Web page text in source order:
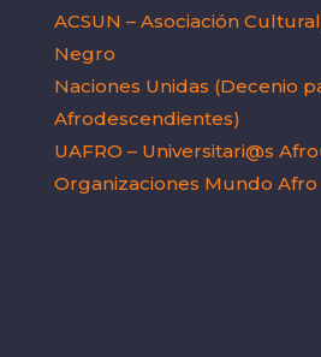
ACSUN – Asociación
Negro
Naciones Unidas (Decenio
Afrodescendientes)
UAFRO – Universitari@s
Organizaciones Mundo Afro